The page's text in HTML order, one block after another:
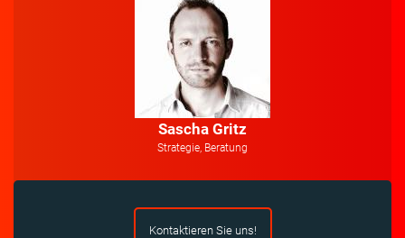
Sascha Gritz
Strategie, Beratung
Kontaktieren Sie uns!